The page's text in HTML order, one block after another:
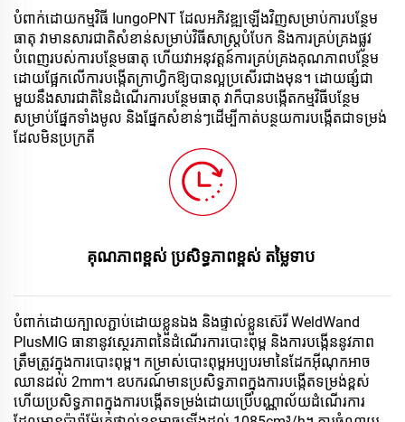
បំពាក់ដោយកម្មវិធី IungoPNT ដែលអភិវឌ្ឍឡើងវិញសម្រាប់ការបន្ថែម
ធាតុ វាមានសារជាតិសំខាន់សម្រាប់វិធីសាស្ត្របំបែក និងការគ្រប់គ្រងផ្លូវ
បំពេញរបស់ការបន្ថែមធាតុ ហើយវាអនុវត្តន៍ការគ្រប់គ្រងគុណភាពបន្ថែម
ដោយផ្អែកលើការបង្កើតក្រាហ្វិកឱ្យបានល្អប្រសើរជាងមុន។ ដោយផ្សំជា
មួយនឹងសារជាតិនៃដំណើរការបន្ថែមធាតុ វាក៏បានបង្កើតកម្មវិធីបន្ថែម
សម្រាប់ផ្នែកទាំងមូល និងផ្នែកសំខាន់ៗដើម្បីកាត់បន្ថយការបង្កើតជាទម្រង់
ដែលមិនប្រក្រតី
គុណភាពខ្ពស់ ប្រសិទ្ធភាពខ្ពស់ តម្លៃទាប
បំពាក់ដោយក្បាល​ភ្ជាប់​ដោយ​ខ្លួន​ឯង និង​ផ្ទាល់​ខ្លួន​ស៊េរី WeldWand
PlusMIG ធានា​នូវ​ស្ថេរភាព​នៃ​ដំណើរការ​បោះពុម្ព និង​ការ​បង្កើន​នូវ​ភាព​
ត្រឹមត្រូវ​ក្នុង​ការ​បោះពុម្ព។ កម្រាស់​បោះពុម្ព​អប្បបរមា​នៃ​ដែក​អ៊ីណុក​អាច​
ឈាន​ដល់ 2mm។ ឧបករណ៍​មាន​ប្រសិទ្ធភាព​ក្នុង​ការ​បង្កើត​ទម្រង់​ខ្ពស់
ហើយ​ប្រសិទ្ធភាព​ក្នុង​ការ​បង្កើត​ទម្រង់​ដោយ​ប្រើ​បណ្ណាល័យ​ដំណើរការ​